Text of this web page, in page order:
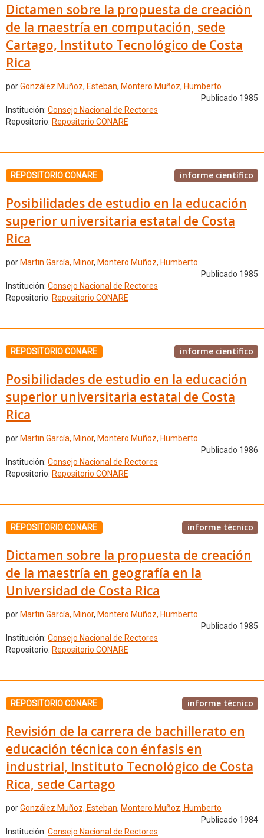
Dictamen sobre la propuesta de creación
de la maestría en computación, sede
Cartago, Instituto Tecnológico de Costa
Rica
porGonzález Muñoz, Esteban, Montero Muñoz, Humberto
Publicado 1985
Institución: Consejo Nacional de Rectores
Repositorio: Repositorio CONARE
REPOSITORIO CONARE informe científico
Posibilidades de estudio en la educación
superior universitaria estatal de Costa
Rica
por Martin García, Minor, Montero Muñoz, Humberto
Publicado 1985
Institución: Consejo Nacional de Rectores
Repositorio: Repositorio CONARE
REPOSITORIO CONARE informe científico
Posibilidades de estudio en la educación
superior universitaria estatal de Costa
Rica
por Martin García, Minor, Montero Muñoz, Humberto
Publicado 1986
Institución: Consejo Nacional de Rectores
Repositorio: Repositorio CONARE
REPOSITORIO CONARE informe técnico
Dictamen sobre la propuesta de creación
de la maestría en geografía en la
Universidad de Costa Rica
por Martin García, Minor, Montero Muñoz, Humberto
Publicado 1985
Institución: Consejo Nacional de Rectores
Repositorio: Repositorio CONARE
REPOSITORIO CONARE informe técnico
Revisión de la carrera de bachillerato en
educación técnica con énfasis en
industrial, Instituto Tecnológico de Costa
Rica, sede Cartago
porGonzález Muñoz, Esteban, Montero Muñoz, Humberto
Publicado 1984
Institución: Consejo Nacional de Rectores